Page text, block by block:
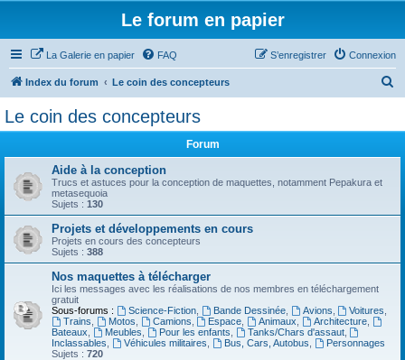
Le forum en papier
La Galerie en papier FAQ Connexion
S’enregistrer
Index du forum Le coin des concepteurs
Le coin des concepteurs
Forum
Aide à la conception
Trucs et astuces pour la conception de maquettes, notamment Pepakura et
metasequoia
Sujets : 130
Projets et développements en cours
Projets en cours des concepteurs
Sujets : 388
Nos maquettes à télécharger
Ici les messages avec les réalisations de nos membres en téléchargement
gratuit
Sous-forums :
Science-Fiction, Bande Dessinée, Avions Voitures
Trains
Motos Camions Espace Animaux Architecture
Bateaux
Meubles Pour les enfants Tanks/Chars d'assaut,
Inclassables
Véhicules militaires Bus, Cars, Autobus
Personnages
Sujets : 720